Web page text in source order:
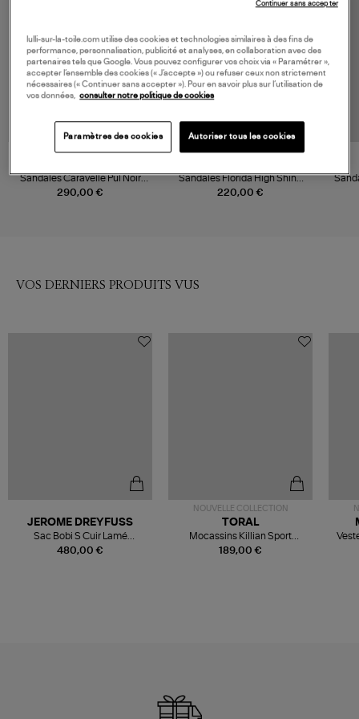
290,00 €
Sandales Caravelle Pul Noir
Lacia Nemesis
220,00 €
Sandales Florida High Shine
Black
VOS DERNIERS PRODUITS VUS
480,00 €
JEROME DREYFUSS
Sac Bobi S Cuir Lamé
Champagne
NOUVELLE COLLECTION
189,00 €
TORAL
Mocassins Killian Sport
Mousse
lulli-sur-la-toile.com utilise des cookies et technologies similaires à des fins de
performance, personnalisation, publicité et analyses, en collaboration avec des
partenaires tels que Google. Vous pouvez configurer vos choix via « Paramétrer »,
accepter l’ensemble des cookies (« J’accepte ») ou refuser ceux non strictement
nécessaires (« Continuer sans accepter »). Pour en savoir plus sur l’utilisation de
vos données,
consulter notre politique de cookies
Paramètres des cookies Autoriser tous les cookies
Continuer sans accepter